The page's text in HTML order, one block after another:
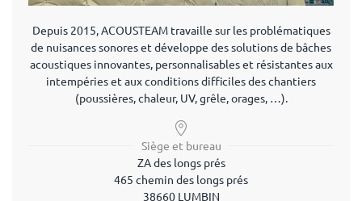
Depuis 2015, ACOUSTEAM travaille sur les problématiques
de nuisances sonores et développe des solutions de bâches
acoustiques innovantes, personnalisables et résistantes aux
intempéries et aux conditions difficiles des chantiers
(poussières, chaleur, UV, grêle, orages, …).
Siège et bureau
ZA des longs prés
465 chemin des longs prés
38660 LUMBIN